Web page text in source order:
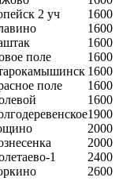
2 уч
1600
1600
1600
поле
1600
1600
поле
1600
1600
1900
2000
2000
1
2400
2600